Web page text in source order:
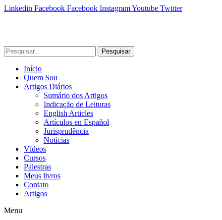
Linkedin Facebook Facebook InstagramYoutube Twitter
Pesquisar
Início
Quem Sou
Artigos Diários
Sumário dos Artigos
Indicação de Leituras
English Articles
Artículos en Español
Jurisprudência
Notícias
Vídeos
Cursos
Palestras
Meus livros
Contato
Artigos
Menu